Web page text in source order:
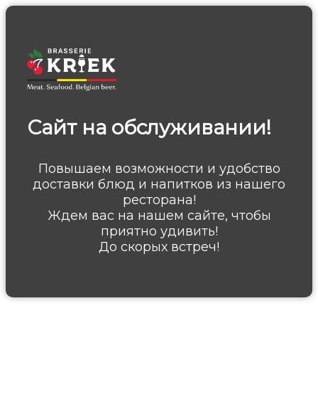
Сайт на обслуживании!
Повышаем возможности и удобство
доставки блюд и напитков из нашего
ресторана!
Ждем вас на нашем сайте, чтобы
приятно удивить!
До скорых встреч!